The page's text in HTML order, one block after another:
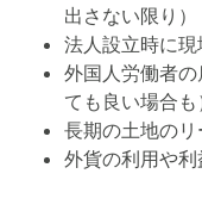
出さない限り）
法人設立時に
外国人労働者の
ても良い場合も
長期の土地の
外貨の利用や